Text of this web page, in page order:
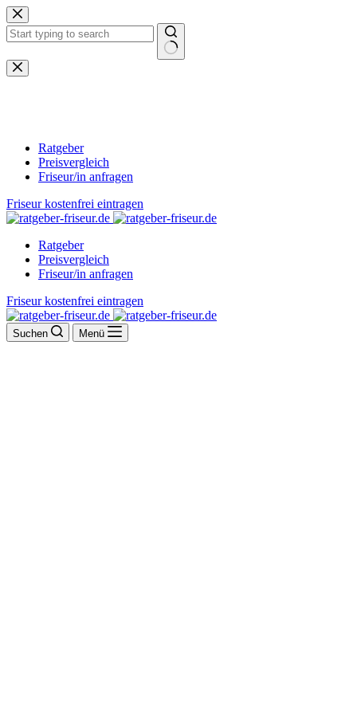
Zum
Inhalt
springen
Keine
Ergebnisse
Ratgeber
Preisvergleich
Friseur/in anfragen
Friseur kostenfrei eintragen
Ratgeber
Preisvergleich
Friseur/in anfragen
Friseur kostenfrei eintragen
Suchen Menü